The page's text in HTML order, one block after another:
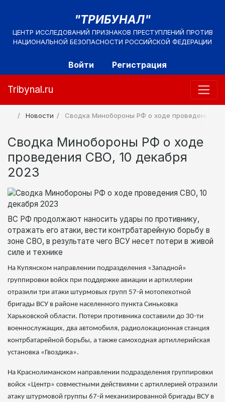
"ТРИБУНАЛ"
ЦЕНТР ИССЛЕДОВАНИЙ ПРИЗНАКОВ ПРЕСТУПЛЕНИЙ ПРОТИВ
НАЦИОНАЛЬНОЙ БЕЗОПАСНОСТИ РОССИЙСКОЙ ФЕДЕРАЦИИ
Войти Регистрация
Tribynal.ru
Новости Сводка Минобороны РФ о ходе проведения
Сводка Минобороны РФ о ходе
проведения СВО, 10 декабря
2023
ВС РФ продолжают наносить удары по противнику,
отражать его атаки, вести контрбатарейную борьбу в
зоне СВО, в результате чего ВСУ несет потери в живой
силе и технике
На Купянском направлении подразделения «Западной»
группировки войск при поддержке авиации и артиллерии
отразили три атаки штурмовых групп 57-й мотопехотной
бригады ВСУ в районе населенного пункта Синьковка
Харьковской области. Потери противника составили до 30-ти
военнослужащих, два автомобиля, радиолокационная станция
контрбатарейной борьбы, а также самоходная артиллерийская
установка «Гвоздика».
На Краснолиманском направлении подразделения группировки
войск «Центр» совместными действиями с артиллерией отразили
атаку штурмовой группы 67-й механизированной бригады ВСУ в